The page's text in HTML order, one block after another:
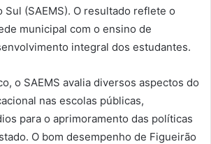
Sul (SAEMS). O resultado reflete o
municipal com o ensino de
integral dos estudantes.
o SAEMS avalia diversos aspectos do
nas escolas públicas,
para o aprimoramento das políticas
O bom desempenho de Figueirão